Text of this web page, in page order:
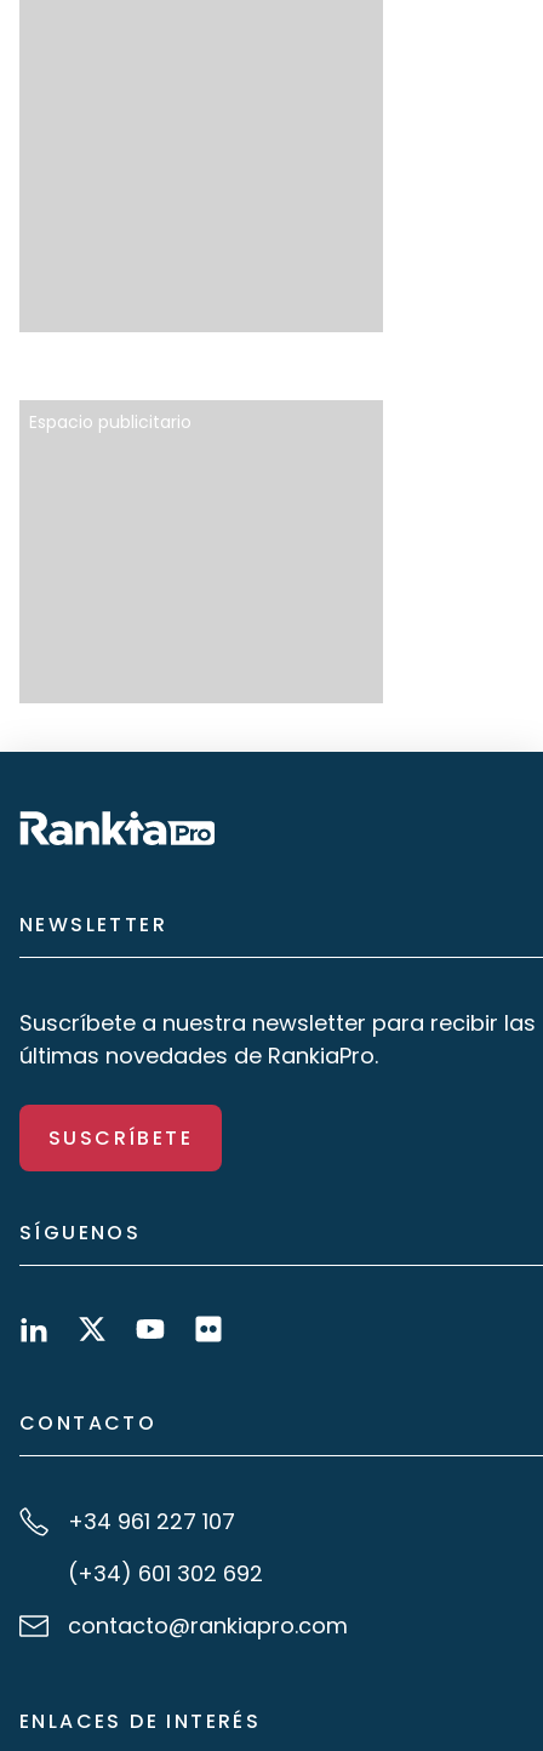
Espacio publicitario
NEWSLETTER
Suscríbete a nuestra newsletter para recibir las
últimas novedades de RankiaPro.
SUSCRÍBETE
SÍGUENOS
CONTACTO
+34 961 227 107
(+34) 601 302 692
contacto@rankiapro.com
ENLACES DE INTERÉS